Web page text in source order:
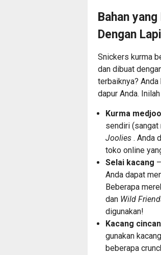
Bahan
Dengan
Snickers kurma
dan dibuat
terbaiknya?
dapur Anda.
Kurma
sendiri (sangat
Joolies . Anda
toko online
Selai kacang
Anda dapat
Beberapa
dan Wild
digunakan!
Kacang
gunakan
beberapa